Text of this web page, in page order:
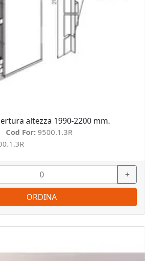
altezza 1990-2200 mm.
Cod For: 9500.1.3R
+
ORDINA